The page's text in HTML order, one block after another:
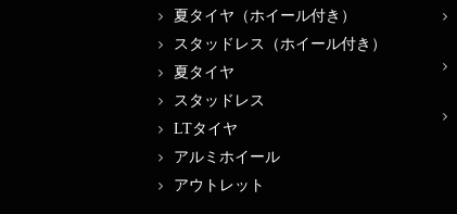
夏タイヤ（ホイール付き）
スタッドレス（ホイール付き）
夏タイヤ
スタッドレス
LTタイヤ
アルミホイール
アウトレット